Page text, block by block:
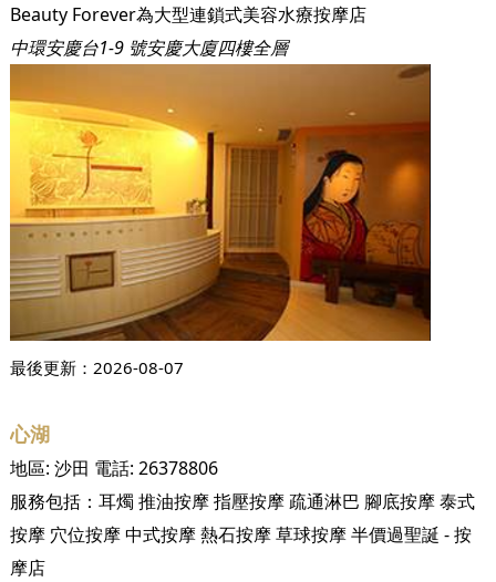
Beauty Forever為大型連鎖式美容水療按摩店
中環安慶台1-9 號安慶大廈四樓全層
最後更新： 2026-08-07
心湖
地區: 沙田 電話: 26378806
服務包括： 耳燭 推油按摩指壓按摩疏通淋巴 腳底按摩泰式
按摩 穴位按摩中式按摩熱石按摩草球按摩半價過聖誕 - 按
摩店